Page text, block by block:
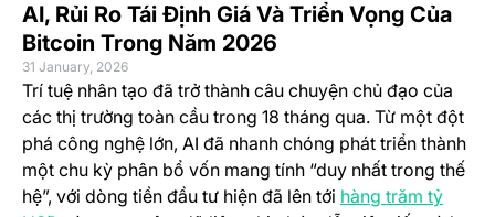
AI, Rủi Ro Tái Định Giá Và Triển Vọng Của
Bitcoin Trong Năm 2026
31 January, 2026
Trí tuệ nhân tạo đã trở thành câu chuyện chủ đạo của
các thị trường toàn cầu trong 18 tháng qua. Từ một đột
phá công nghệ lớn, AI đã nhanh chóng phát triển thành
một chu kỳ phân bổ vốn mang tính “duy nhất trong thế
hệ”, với dòng tiền đầu tư hiện đã lên tới hàng trăm tỷ